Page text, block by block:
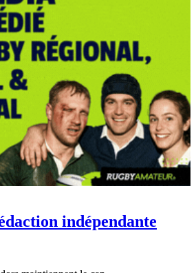
indépendante